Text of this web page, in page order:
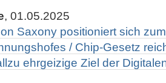
, 01.05.2025
Saxony positioniert sich
/ Chip-Gesetz
ehrgeizige Ziel der